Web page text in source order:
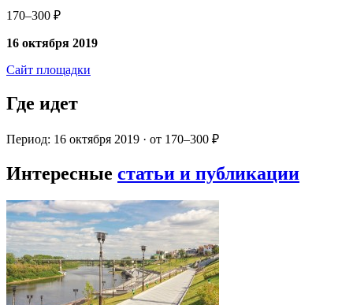
170–300 ₽
16 октября 2019
Сайт площадки
Где идет
Период: 16 октября 2019 · от 170–300 ₽
Интересные статьи и публикации